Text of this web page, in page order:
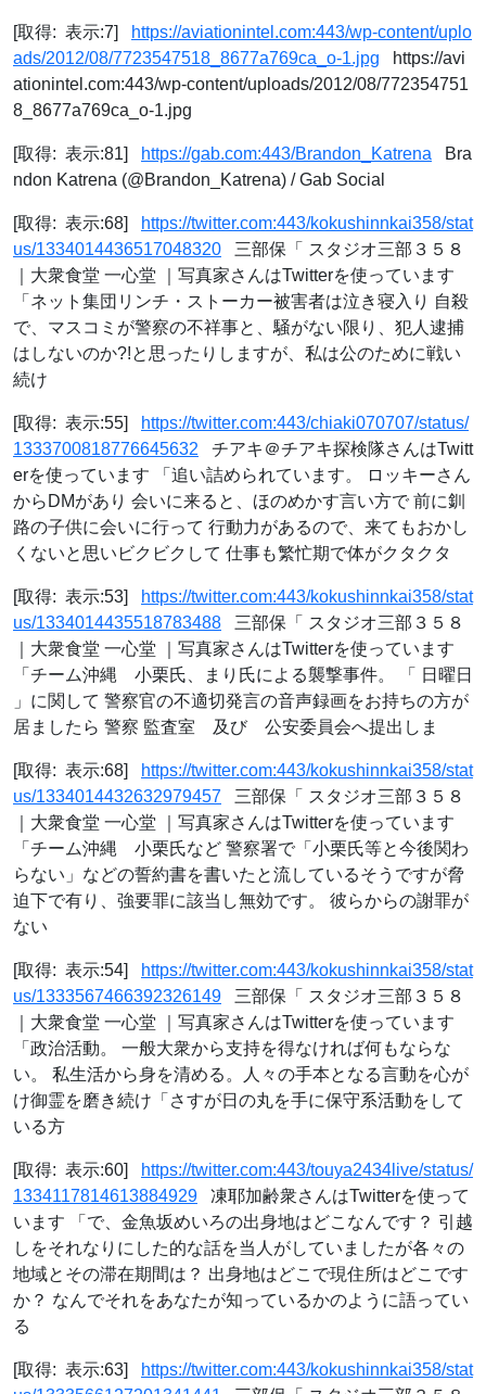
[取得: 表示:7]
https://aviationintel.com:443/wp-content/uplo
ads/2012/08/7723547518_8677a769ca_o-1.jpg https://avi
ationintel.com:443/wp-content/uploads/2012/08/772354751
8_8677a769ca_o-1.jpg
[取得: 表示:81] https://gab.com:443/Brandon_Katrena Bra
ndon Katrena (@Brandon_Katrena) / Gab Social
[取得: 表示:68]
https://twitter.com:443/kokushinnkai358/stat
us/1334014436517048320 三部保「 スタジオ三部３５８
｜大衆食堂 一心堂 ｜写真家さんはTwitterを使っています
「ネット集団リンチ・ストーカー被害者は泣き寝入り 自殺
で、マスコミが警察の不祥事と、騒がない限り、犯人逮捕
はしないのか?!と思ったりしますが、私は公のために戦い
続け
[取得: 表示:55]
https://twitter.com:443/chiaki070707/status/
1333700818776645632 チアキ＠チアキ探検隊さんはTwitt
erを使っています 「追い詰められています。 ロッキーさん
からDMがあり 会いに来ると、ほのめかす言い方で 前に釧
路の子供に会いに行って 行動力があるので、来てもおかし
くないと思いビクビクして 仕事も繁忙期で体がクタクタ
[取得: 表示:53]
https://twitter.com:443/kokushinnkai358/stat
us/1334014435518783488 三部保「 スタジオ三部３５８
｜大衆食堂 一心堂 ｜写真家さんはTwitterを使っています
「チーム沖縄 小栗氏、まり氏による襲撃事件。 「 日曜日
」に関して 警察官の不適切発言の音声録画をお持ちの方が
居ましたら 警察 監査室 及び 公安委員会へ提出しま
[取得: 表示:68]
https://twitter.com:443/kokushinnkai358/stat
us/1334014432632979457 三部保「 スタジオ三部３５８
｜大衆食堂 一心堂 ｜写真家さんはTwitterを使っています
「チーム沖縄 小栗氏など 警察署で「小栗氏等と今後関わ
らない」などの誓約書を書いたと流しているそうですが脅
迫下で有り、強要罪に該当し無効です。 彼らからの謝罪が
ない
[取得: 表示:54]
https://twitter.com:443/kokushinnkai358/stat
us/1333567466392326149 三部保「 スタジオ三部３５８
｜大衆食堂 一心堂 ｜写真家さんはTwitterを使っています
「政治活動。 一般大衆から支持を得なければ何もならな
い。 私生活から身を清める。人々の手本となる言動を心が
け御霊を磨き続け「さすが日の丸を手に保守系活動をして
いる方
[取得: 表示:60]
https://twitter.com:443/touya2434live/status/
1334117814613884929 凍耶加齢衆さんはTwitterを使って
います 「で、金魚坂めいろの出身地はどこなんです？ 引越
しをそれなりにした的な話を当人がしていましたが各々の
地域とその滞在期間は？ 出身地はどこで現住所はどこです
か？ なんでそれをあなたが知っているかのように語ってい
る
[取得: 表示:63]
https://twitter.com:443/kokushinnkai358/stat